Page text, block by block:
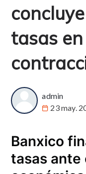
tasas
admin
23 may.
Banxico
tasas